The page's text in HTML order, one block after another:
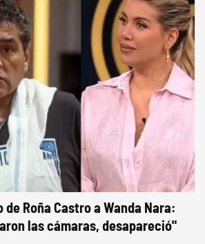
Roña Castro a Wanda Nara:
las cámaras, desapareció"